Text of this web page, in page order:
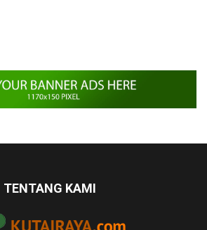
TENTANG KAMI